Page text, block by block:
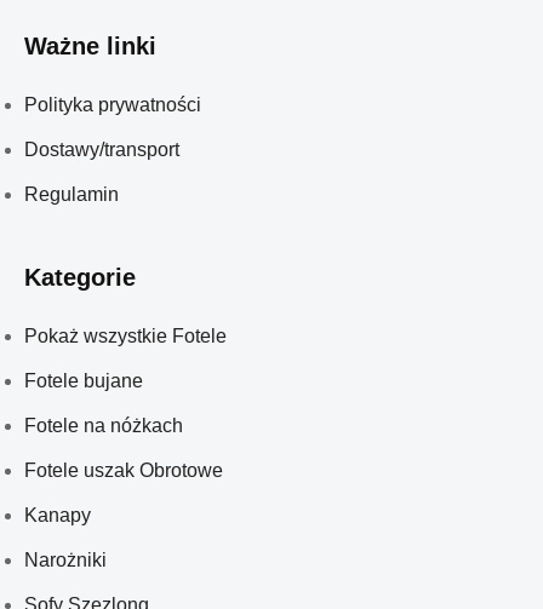
Ważne linki
Polityka prywatności
Dostawy/transport
Regulamin
Kategorie
Pokaż wszystkie Fotele
Fotele bujane
Fotele na nóżkach
Fotele uszak Obrotowe
Kanapy
Narożniki